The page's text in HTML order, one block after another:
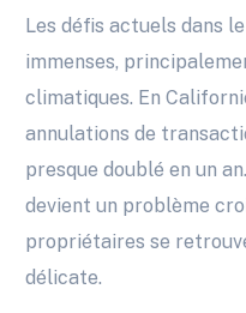
Les défis actuels dans
immenses,
climatiques. En
annulations de
presque doublé en un
devient un problème
propriétaires se
délicate.